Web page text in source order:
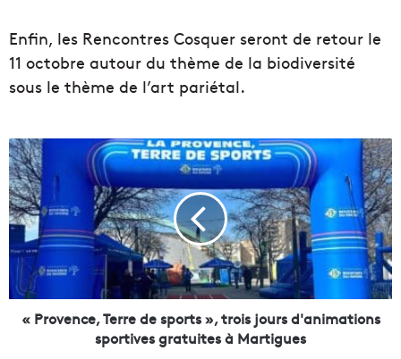
Enfin, les Rencontres Cosquer seront de retour le
11 octobre autour du thème de la biodiversité
sous le thème de l’art pariétal.
«
P
r
o
v
e
n
e
« Provence, Terre de sports », trois jours d'animations
sportives gratuites à Martigues